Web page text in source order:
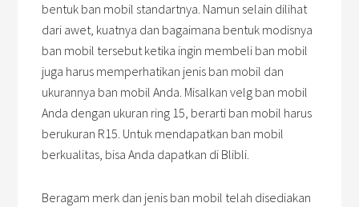
bentuk ban mobil standartnya. Namun selain dilihat
dari awet, kuatnya dan bagaimana bentuk modisnya
ban mobil tersebut ketika ingin membeli ban mobil
juga harus memperhatikan jenis ban mobil dan
ukurannya ban mobil Anda. Misalkan velg ban mobil
Anda dengan ukuran ring 15, berarti ban mobil harus
berukuran R15. Untuk mendapatkan ban mobil
berkualitas, bisa Anda dapatkan di Blibli.
Beragam merk dan jenis ban mobil telah disediakan